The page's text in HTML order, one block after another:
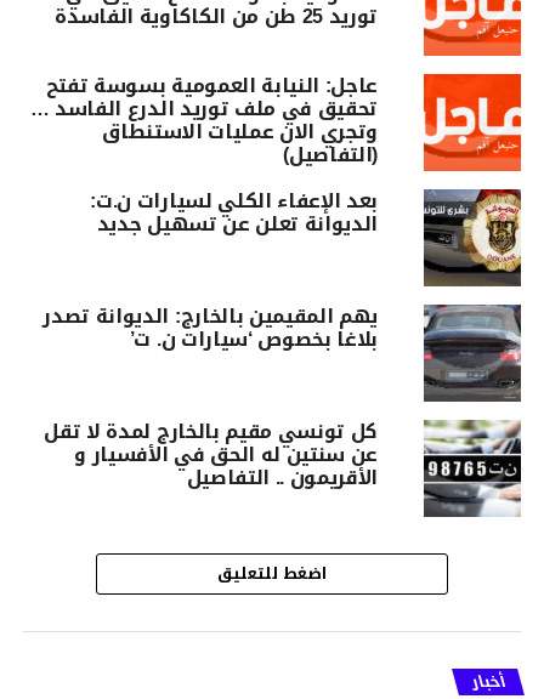
توريد 25 طن من الكاكاوية الفاسدة
عاجل: النيابة العمومية بسوسة تفتح
تحقيق في ملف توريد الدرع الفاسد …
وتجري الان عمليات الاستنطاق
(التفاصيل)
بعد الإعفاء الكلي لسيارات ن.ت:
الديوانة تعلن عن تسهيل جديد
يهم المقيمين بالخارج: الديوانة تصدر
بلاغا بخصوص ‘سيارات ن. ت’
كل تونسي مقيم بالخارج لمدة لا تقل
عن سنتين له الحق في الأفسيار و
الأقريمون .. التفاصيل
اضغط للتعليق
أخبار